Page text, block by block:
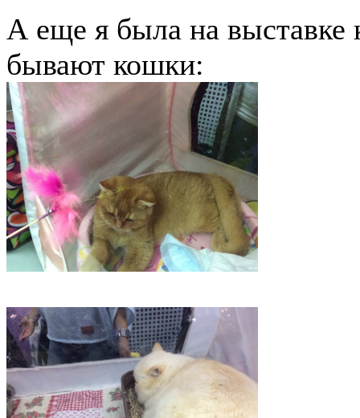
А еще я была на выставке
бывают кошки: